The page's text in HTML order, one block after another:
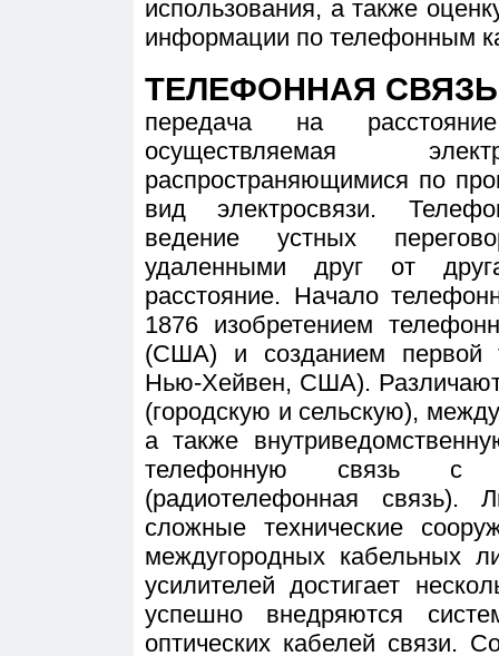
использования, а также
информации по телефонным
ТЕЛЕФОННАЯ СВЯЗЬ
передача на
осуществляемая
распространяющимися по
вид электросвязи.
ведение устных
удаленными друг от
расстояние. Начало
1876 изобретением
(США) и созданием первой
Нью-Хейвен, США).
(городскую и сельскую),
а также
телефонную связь с
(радиотелефонная связь).
сложные технические
междугородных кабельных
усилителей достигает
успешно внедряются
оптических кабелей связи.